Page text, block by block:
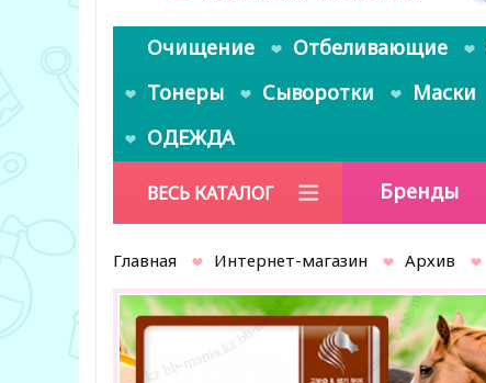
Очищение Отбеливающие
Тонеры
Сыворотки Маски
ОДЕЖДА
ВЕСЬ КАТАЛОГ Бренды
Главная Интернет-магазин Архив